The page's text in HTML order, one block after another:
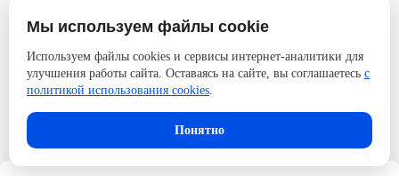
В корзину
Высота, мм
86.5
Количество фаз
Пожалуйста, авторизуйтесь, чтобы иметь
возможность оставлять вопросы.
Представленные изображения и характеристики могут отличаться от реального
без предварительного уведомления. Компания АйДистрибьют не несёт
ответственности в случае не соответствия текущей модели товаров фотографиям,
размещённым в карточке товара.
Мы используем файлы cookie
Используем файлы cookies и сервисы интернет-аналитики для
улучшения работы сайта. Оставаясь на сайте, вы соглашаетесь с
политикой использования cookies.
Понятно